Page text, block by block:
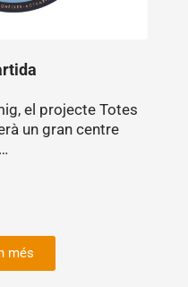
el projecte Totes
un gran centre
més